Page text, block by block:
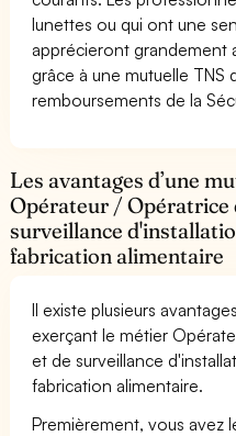
lunettes ou qui ont une
apprécieront grandement
grâce à une mutuelle TNS
remboursements de la
Les avantages d’une
Opérateur / Opératrice
surveillance
fabrication alimentaire
Il existe plusieurs
exerçant le métier
et de surveillance
fabrication alimentaire.
Premièrement, vous avez